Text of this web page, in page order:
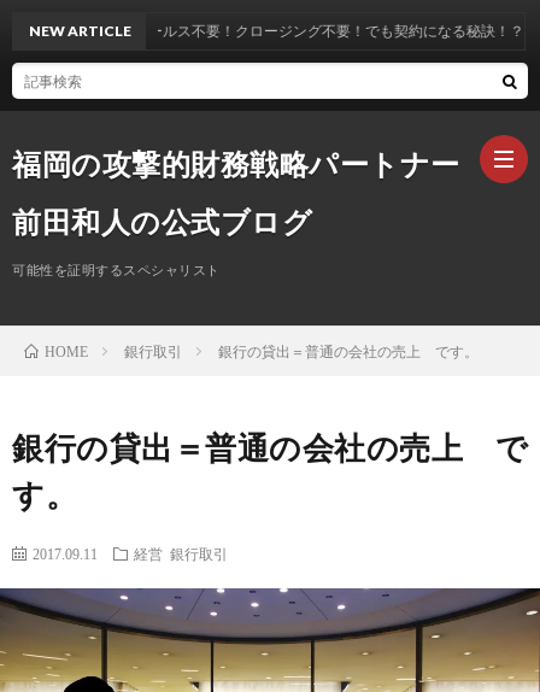
福岡の攻撃的財務戦略パートナー
前田和人の公式ブログ
可能性を証明するスペシャリスト
ル
わ
NEW ARTICLE
【セールス不要！クロージング不要！でも契約になる秘訣！？】
HOME 銀行取引 銀行の貸出＝普通の会社の売上 です。
銀行の貸出＝普通の会社の売上 で
す。
2017.09.11 経営 銀行取引